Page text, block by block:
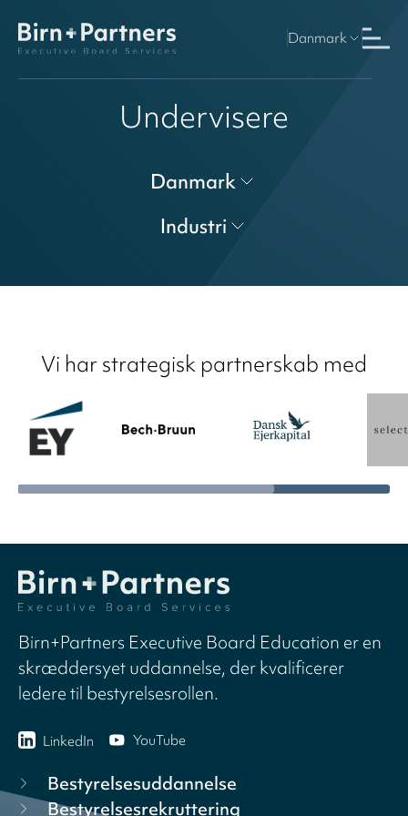
Danmark
Undervisere
Danmark
Industri
Vi har strategisk partnerskab med
Birn+Partners Executive Board Education er en
skræddersyet uddannelse, der kvalificerer
ledere til bestyrelsesrollen.
LinkedIn YouTube
Bestyrelsesuddannelse
Bestyrelsesrekruttering